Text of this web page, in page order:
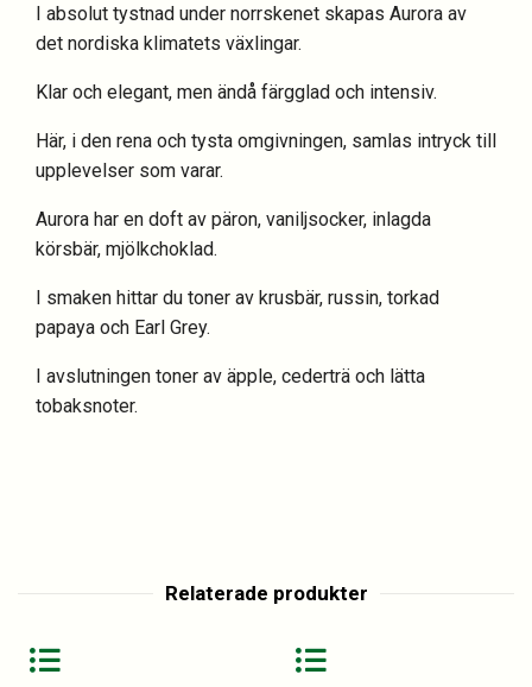
I absolut tystnad under norrskenet skapas Aurora av
det nordiska klimatets växlingar.
Klar och elegant, men ändå färgglad och intensiv.
Här, i den rena och tysta omgivningen, samlas intryck till
upplevelser som varar.
Aurora har en doft av päron, vaniljsocker, inlagda
körsbär, mjölkchoklad.
I smaken hittar du toner av krusbär, russin, torkad
papaya och Earl Grey.
I avslutningen toner av äpple, cederträ och lätta
tobaksnoter.
Relaterade produkter